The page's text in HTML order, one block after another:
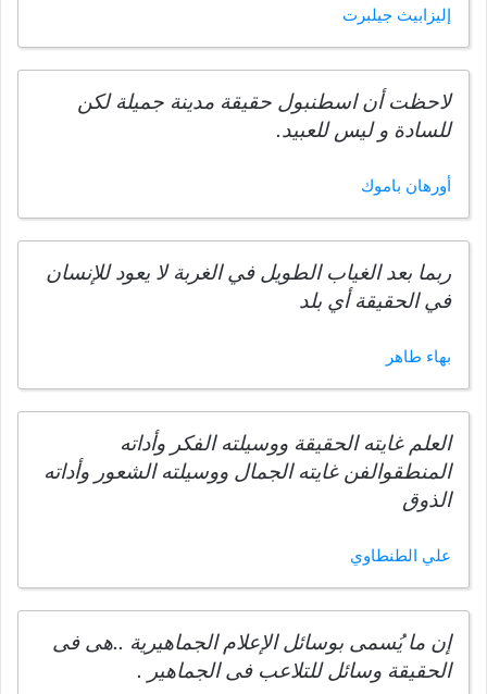
إليزابيث جيلبرت
لاحظت أن اسطنبول حقيقة مدينة جميلة لكن
للسادة و ليس للعبيد.
أورهان باموك
ربما بعد الغياب الطويل في الغربة لا يعود للإنسان
في الحقيقة أي بلد
بهاء طاهر
العلم غايته الحقيقة ووسيلته الفكر وأداته
المنطقوالفن غايته الجمال ووسيلته الشعور وأداته
الذوق
علي الطنطاوي
إن ما يُسمى بوسائل الإعلام الجماهيرية ..هى فى
الحقيقة وسائل للتلاعب فى الجماهير .